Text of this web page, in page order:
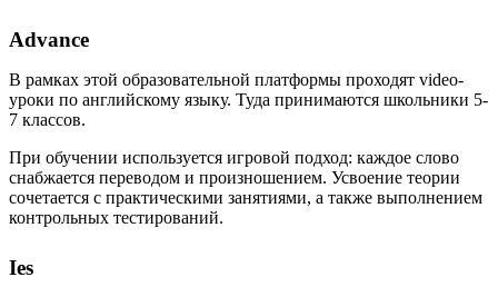
Advance
В рамках этой образовательной платформы проходят video-
уроки по английскому языку. Туда принимаются школьники 5-
7 классов.
При обучении используется игровой подход: каждое слово
снабжается переводом и произношением. Усвоение теории
сочетается с практическими занятиями, а также выполнением
контрольных тестирований.
Ies